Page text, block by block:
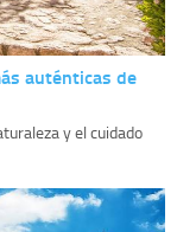
auténticas de
y el cuidado